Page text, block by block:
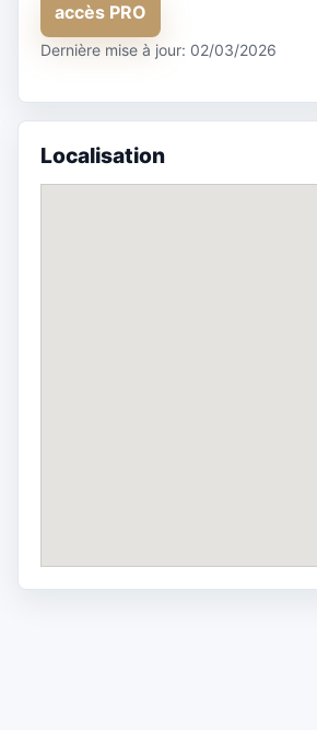
accès PRO
Dernière mise à jour: 02/03/2026
Localisation